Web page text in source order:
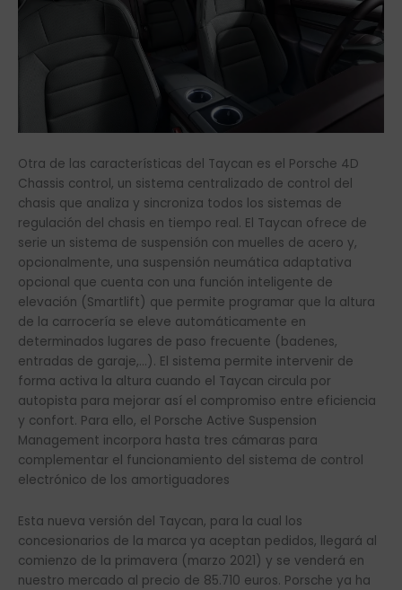
Otra de las características del Taycan es el Porsche 4D
Chassis control, un sistema centralizado de control del
chasis que analiza y sincroniza todos los sistemas de
regulación del chasis en tiempo real. El Taycan ofrece de
serie un sistema de suspensión con muelles de acero y,
opcionalmente, una suspensión neumática adaptativa
opcional que cuenta con una función inteligente de
elevación (Smartlift) que permite programar que la altura
de la carrocería se eleve automáticamente en
determinados lugares de paso frecuente (badenes,
entradas de garaje,…). El sistema permite intervenir de
forma activa la altura cuando el Taycan circula por
autopista para mejorar así el compromiso entre eficiencia
y confort. Para ello, el Porsche Active Suspension
Management incorpora hasta tres cámaras para
complementar el funcionamiento del sistema de control
electrónico de los amortiguadores
Esta nueva versión del Taycan, para la cual los
concesionarios de la marca ya aceptan pedidos, llegará al
comienzo de la primavera (marzo 2021) y se venderá en
nuestro mercado al precio de 85.710 euros. Porsche ya ha